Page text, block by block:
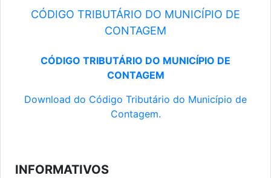
CÓDIGO TRIBUTÁRIO DO MUNICÍPIO DE
CONTAGEM
CÓDIGO TRIBUTÁRIO DO MUNICÍPIO DE
CONTAGEM
Download do Código Tributário do Município de
Contagem.
INFORMATIVOS